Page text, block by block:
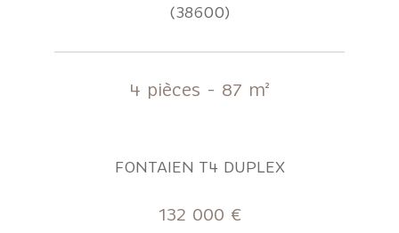
(38600)
4 pièces - 87 m²
FONTAIEN T4 DUPLEX
132 000 €